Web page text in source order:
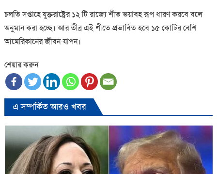
চলতি সপ্তাহে যুক্তরাষ্ট্রের ১২ টি রাজ্যে শীত ভয়াবহ রূপ ধারণ করবে বলে
অনুমান করা হচ্ছে। আর তীব্র এই শীতে প্রভাবিত হবে ১৫ কোটির বেশি
আমেরিকানের জীবন-যাপন।
শেয়ার করুন
এ সম্পর্কিত আরও খবর